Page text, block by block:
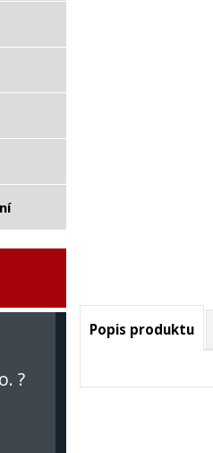
?
Popis produktu